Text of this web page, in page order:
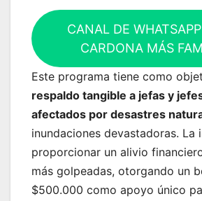
CANAL DE
CARDONA MÁS
Este programa tiene como
respaldo tangible a jefas y
afectados por desastres
inundaciones devastadoras. La
proporcionar un alivio
más golpeadas, otorgando un
$500.000 como apoyo único